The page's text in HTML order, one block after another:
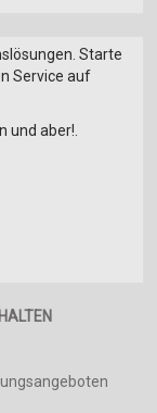
Starte
Service auf
und aber!.